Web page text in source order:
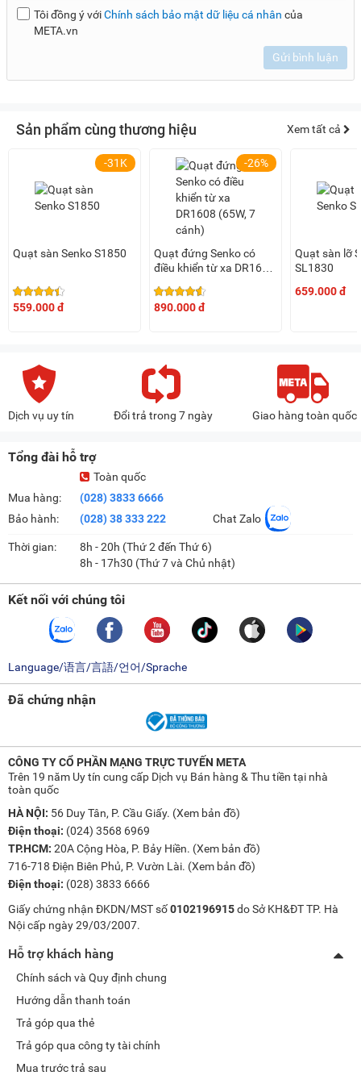
Tôi đồng ý vớiChính sách bảo mật dữ liệu cá nhân của
META.vn
Gửi bình luận
Sản phẩm cùng thương hiệu Xem tất cả
-31K
Quạt sàn Senko S1850
559.000 đ
-26%
Quạt đứng Senko có
điều khiển từ xa DR1608
890.000 đ
Quạt sàn lỡ
SL1830
659.000 đ
Dịch vụ uy tín Đổi trả trong 7 ngày Giao hàng toàn quốc
Tổng đài hỗ trợ
Mua hàng:
Bảo hành:
Toàn quốc
(028) 3833 6666
(028) 38 333 222
Chat Zalo
Thời gian:
8h - 20h (Thứ 2 đến Thứ 6)
8h - 17h30 (Thứ 7 và Chủ nhật)
Kết nối với chúng tôi
Language/语言/言語/언어/Sprache
Đã chứng nhận
CÔNG TY CỔ PHẦN MẠNG TRỰC TUYẾN META
Trên 19 năm Uy tín cung cấp Dịch vụ Bán hàng & Thu tiền tại nhà
toàn quốc
HÀ NỘI: 56 Duy Tân, P. Cầu Giấy. (Xem bản đồ)
Điện thoại: (024) 3568 6969
TP.HCM: 20A Cộng Hòa, P. Bảy Hiền. (Xem bản đồ)
716-718 Điện Biên Phủ, P. Vườn Lài. (Xem bản đồ)
Điện thoại: (028) 3833 6666
Giấy chứng nhận ĐKDN/MST số0102196915do Sở KH&ĐT TP. Hà
Nội cấp ngày 29/03/2007.
Hỗ trợ khách hàng
Chính sách và Quy định chung
Hướng dẫn thanh toán
Trả góp qua thẻ
Trả góp qua công ty tài chính
Mua trước trả sau